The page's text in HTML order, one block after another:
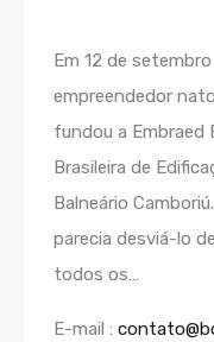
Em 12 de
empreendedor
fundou a Embraed
Brasileira de
Balneário
parecia desviá-lo
todos os…
E-mail :